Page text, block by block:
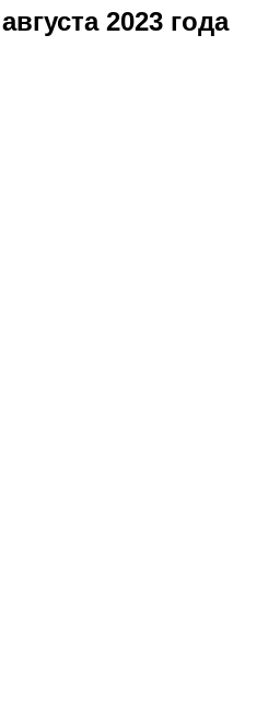
2023 года